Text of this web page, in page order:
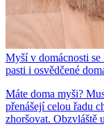
Myší v domácnosti
pasti i osvědčené
Máte doma myši?
přenášejí celou řadu
zhoršovat. Obzvláště